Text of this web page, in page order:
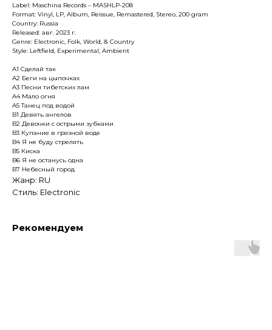
Label: Maschina Records – MASHLP-208
Format: Vinyl, LP, Album, Reissue, Remastered, Stereo, 200 gram
Country: Russia
Released: авг. 2023 г.
Genre: Electronic, Folk, World, & Country
Style: Leftfield, Experimental, Ambient
A1 Сделай так
A2 Беги на цыпочках
A3 Песни тибетских лам
A4 Мало огня
A5 Танец под водой
B1 Девять ангелов
B2 Девочки с острыми зубками
B3 Купание в грязной воде
B4 Я не буду стрелять
B5 Киска
B6 Я не останусь одна
B7 Небесный город
Жанр: RU
Стиль: Electronic
Рекомендуем